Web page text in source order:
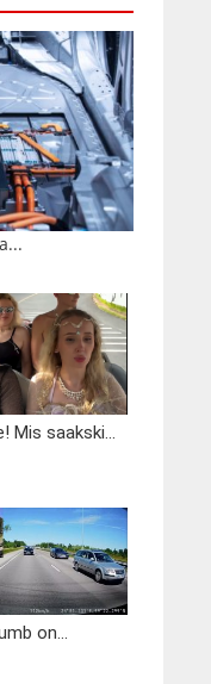
Mis saakski...
on...